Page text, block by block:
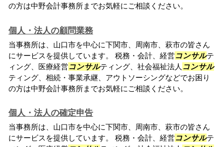
の方は中野会計事務所までお気軽にご相談ください。
個人・法人の顧問業務
当事務所は、山口市を中心に下関市、周南市、萩市の皆さん
にサービスを提供しています。 税務・会計、経営コンサルテ
ィング、医療経営コンサルティング、社会福祉法人 コンサル
ティング、相続・事業承継、アウトソーシングなどでお困り
の方は中野会計事務所までお気軽にご相談ください。
個人・法人の確定申告
当事務所は、山口市を中心に下関市、周南市、萩市の皆さん
にサービスを提供しています。 税務・会計、経営コンサルテ